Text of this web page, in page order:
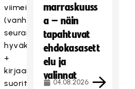
viimeistellä
(vanhan
seuran
hyväksyntä
+
kirjaamismaksu
suoritettu)
marraskuuss
a – näin
tapahtuvat
ehdokasasett
elu ja
valinnat
04.08.2026